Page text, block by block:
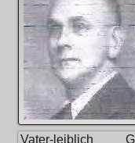
Vater-leiblich